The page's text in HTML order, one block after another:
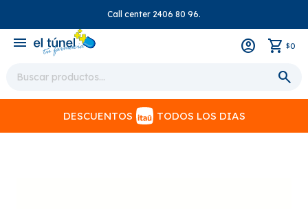
Call center 2406 80 96.
menu $0
DESCUENTOS TODOS LOS DIAS
close